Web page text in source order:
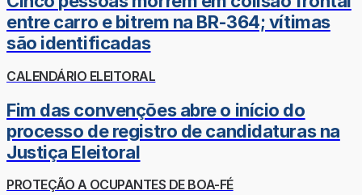
entre carro e bitrem na BR-364; vítimas
são identificadas
CALENDÁRIO ELEITORAL
Fim das convenções abre o início do
processo de registro de candidaturas na
Justiça Eleitoral
PROTEÇÃO A OCUPANTES DE BOA-FÉ